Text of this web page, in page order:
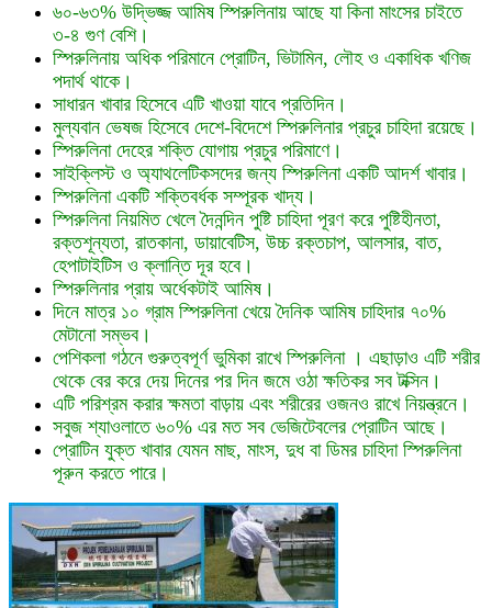
৬০-৬৩% উদ্ভিজ্জ আমিষ স্পিরুলিনায় আছে যা কিনা মাংসের চাইতে
৩-৪ গুণ বেশি।
স্পিরুলিনায় অধিক পরিমানে প্রোটিন, ভিটামিন, লৌহ ও একাধিক খণিজ
পদার্থ থাকে।
সাধারন খাবার হিসেবে এটি খাওয়া যাবে প্রতিদিন।
মুল্যবান ভেষজ হিসেবে দেশে-বিদেশে স্পিরুলিনার প্রচুর চাহিদা রয়েছে।
স্পিরুলিনা দেহের শক্তি যোগায় প্রচুর পরিমাণে।
সাইক্লিস্ট ও অ্যাথলেটিকসদের জন্য স্পিরুলিনা একটি আদর্শ খাবার।
স্পিরুলিনা একটি শক্তিবর্ধক সম্পূরক খাদ্য।
স্পিরুলিনা নিয়মিত খেলে দৈনন্দিন পুষ্টি চাহিদা পূরণ করে পুষ্টিহীনতা,
রক্তশূন্যতা, রাতকানা, ডায়াবেটিস, উচ্চ রক্তচাপ, আলসার, বাত,
হেপাটাইটিস ও ক্লান্তি দূর হবে।
স্পিরুলিনার প্রায় অর্ধেকটাই আমিষ।
দিনে মাত্র ১০ গ্রাম স্পিরুলিনা খেয়ে দৈনিক আমিষ চাহিদার ৭০%
মেটানো সম্ভব।
পেশিকলা গঠনে গুরুত্বপূর্ণ ভুমিকা রাখে স্পিরুলিনা । এছাড়াও এটি শরীর
থেকে বের করে দেয় দিনের পর দিন জমে ওঠা ক্ষতিকর সব টক্সিন।
এটি পরিশ্রম করার ক্ষমতা বাড়ায় এবং শরীরের ওজনও রাখে নিয়ন্ত্রনে।
সবুজ শ্যাওলাতে ৬০% এর মত সব ভেজিটেবলের প্রোটিন আছে।
প্রোটিন যুক্ত খাবার যেমন মাছ, মাংস, দুধ বা ডিমর চাহিদা স্পিরুলিনা
পূরুন করতে পারে।